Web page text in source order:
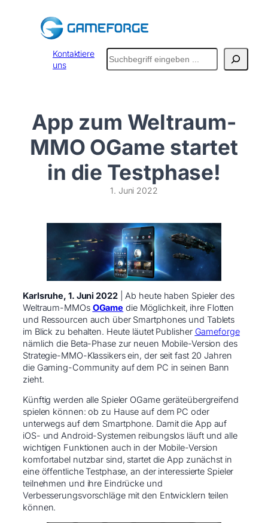
Kontaktiere
uns
Suchen
App zum Weltraum-
MMO OGame startet
in die Testphase!
1. Juni 2022
Karlsruhe, 1. Juni 2022| Ab heute haben Spieler des
Weltraum-MMOs OGame die Möglichkeit, ihre Flotten
und Ressourcen auch über Smartphones und Tablets
im Blick zu behalten. Heute läutet Publisher Gameforge
nämlich die Beta-Phase zur neuen Mobile-Version des
Strategie-MMO-Klassikers ein, der seit fast 20 Jahren
die Gaming-Community auf dem PC in seinen Bann
zieht. ​
Künftig werden alle Spieler OGame geräteübergreifend
spielen können: ob zu Hause auf dem PC oder
unterwegs auf dem Smartphone. Damit die App auf
iOS- und Android-Systemen reibungslos läuft und alle
wichtigen Funktionen auch in der Mobile-Version
komfortabel nutzbar sind, startet die App zunächst in
eine öffentliche Testphase, an der interessierte Spieler
teilnehmen und ihre Eindrücke und
Verbesserungsvorschläge mit den Entwicklern teilen
können. ​